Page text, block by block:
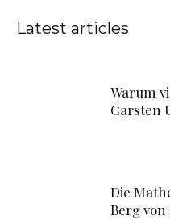
Latest articles
Warum
Carsten
Die
Berg von